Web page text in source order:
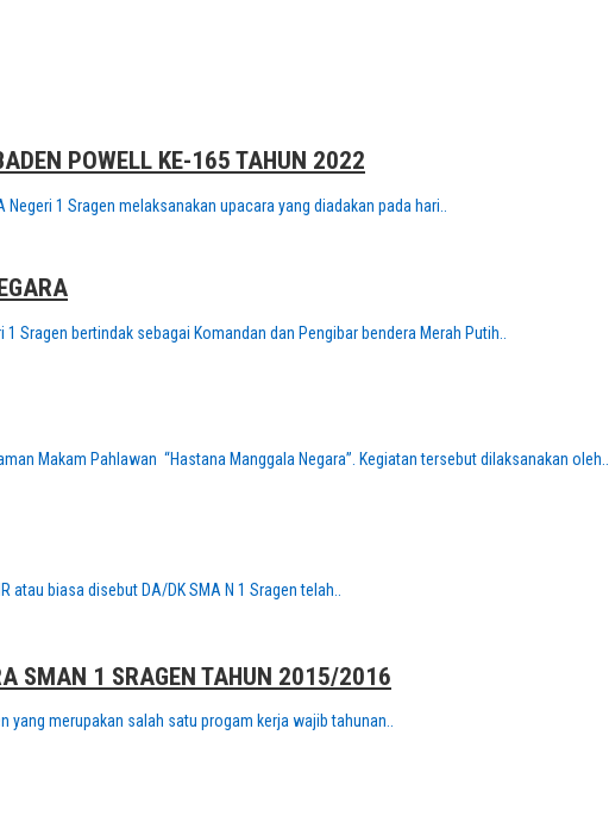
POWELL KE-165 TAHUN 2022
1 Sragen melaksanakan upacara yang diadakan pada hari..
Sragen bertindak sebagai Komandan dan Pengibar bendera Merah Putih..
Makam Pahlawan “Hastana Manggala Negara”. Kegiatan tersebut dilaksanakan oleh..
atau biasa disebut DA/DK SMA N 1 Sragen telah..
SMAN 1 SRAGEN TAHUN 2015/2016
yang merupakan salah satu progam kerja wajib tahunan..